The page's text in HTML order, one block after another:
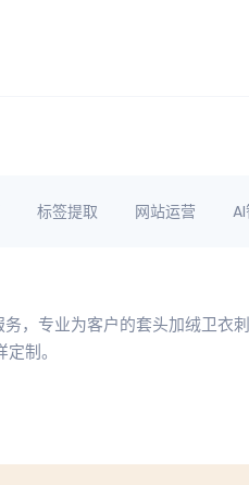
标签提取 网站运营
，专业为客户的套头加绒卫衣
制。